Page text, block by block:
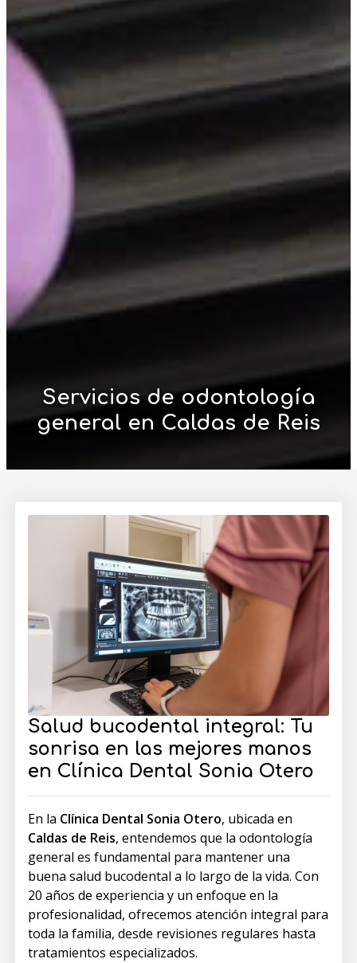
Servicios de odontología
general en Caldas de Reis
Salud bucodental integral: Tu
sonrisa en las mejores manos
en Clínica Dental Sonia Otero
En la Clínica Dental Sonia Otero, ubicada en
Caldas de Reis, entendemos que la odontología
general es fundamental para mantener una
buena salud bucodental a lo largo de la vida. Con
20 años de experiencia y un enfoque en la
profesionalidad, ofrecemos atención integral para
toda la familia, desde revisiones regulares hasta
tratamientos especializados.